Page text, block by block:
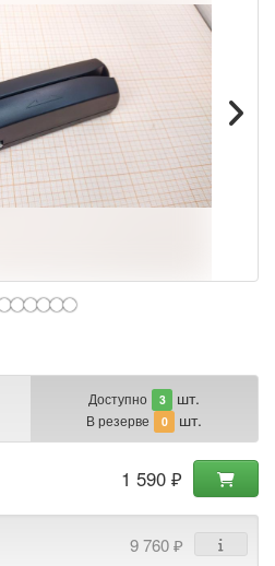
Доступно 3 шт.
В резерве 0 шт.
1 590 ₽
9 760 ₽